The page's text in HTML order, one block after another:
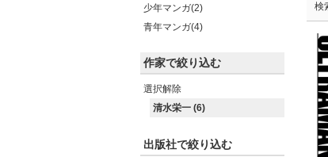
少年マンガ(2)
青年マンガ(4)
作家で絞り込む
選択解除
清水栄一 (6)
出版社で絞り込む
検